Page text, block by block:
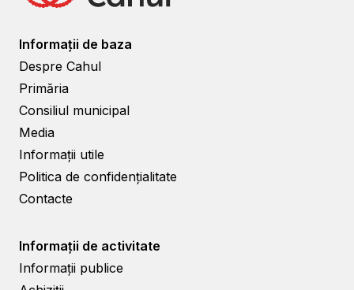
Informații de baza
Despre Cahul
Primăria
Consiliul municipal
Media
Informații utile
Politica de confidențialitate
Contacte
Informații de activitate
Informații publice